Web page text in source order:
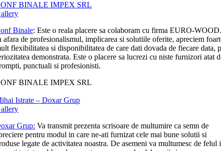
BINALE IMPEX SRL
Binale: Este o reala placere sa colaboram cu firma EURO-
afara de profesionalismul, implicarea si solutiile oferite, apreciem
flexibilitatea si disponibilitatea de care dati dovada de fiecare data,
demonstrata. Este o placere sa lucrezi cu niste furnizori atat
punctuali si profesionisti.
BINALE IMPEX SRL
Istrate – Doxar Grup
Grup: Va transmit prezenta scrisoare de multumire ca semn de
pentru modul in care ne-ati furnizat cele mai bune solutii si
legate de activitatea noastra. De asemeni va multumesc de felul